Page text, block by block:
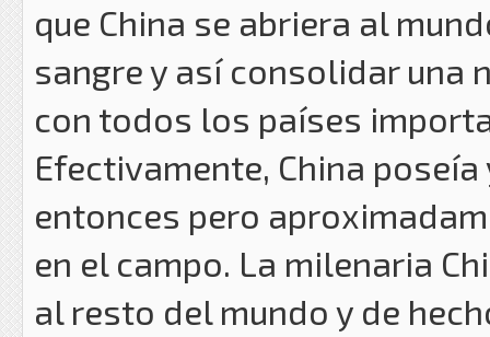
que China se abriera al
sangre y así consolidar una
con todos los países
Efectivamente, China
entonces pero
en el campo. La milenaria
al resto del mundo y de